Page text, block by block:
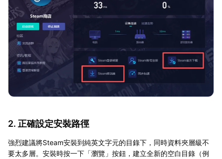
2. 正確設定安裝路徑
強烈建議將Steam安裝到純英文字元的目錄下，同時資料夾層級不
要太多層。安裝時按一下「瀏覽」按鈕，建立全新的空白目錄（例